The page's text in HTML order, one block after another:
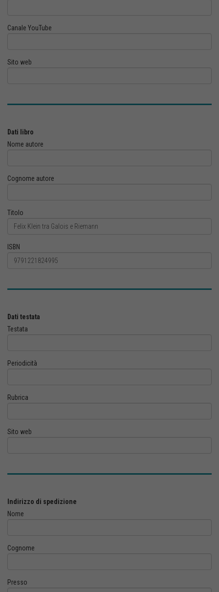
Canale YouTube
Sito web
Dati libro
Nome autore
Cognome autore
Titolo
ISBN
Dati testata
Testata
Periodicità
Rubrica
Sito web
Indirizzo di spedizione
Nome
Cognome
Presso